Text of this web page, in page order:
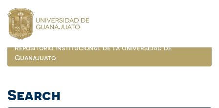
navigation
Repositorio Institucional de la Universidad de
Guanajuato
Search